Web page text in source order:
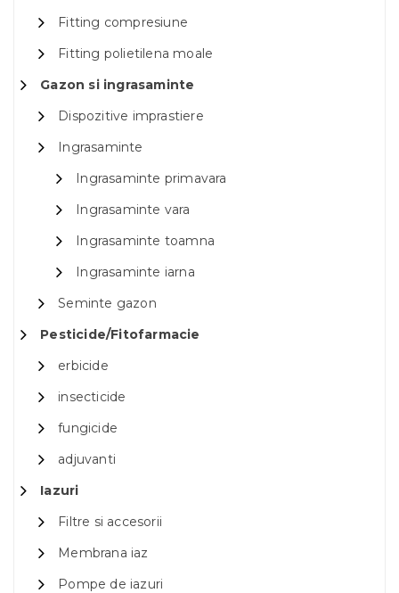
Fitting compresiune
Fitting polietilena moale
Gazon si ingrasaminte
Dispozitive imprastiere
Ingrasaminte
Ingrasaminte primavara
Ingrasaminte vara
Ingrasaminte toamna
Ingrasaminte iarna
Seminte gazon
Pesticide/Fitofarmacie
erbicide
insecticide
fungicide
adjuvanti
Iazuri
Filtre si accesorii
Membrana iaz
Pompe de iazuri